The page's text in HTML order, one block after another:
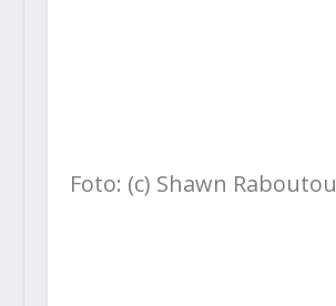
Foto: (c) Shawn Raboutou